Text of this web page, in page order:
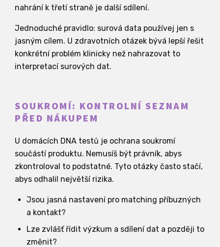
nahrání k třetí straně je další sdílení.
Jednoduché pravidlo: surová data používej jen s
jasným cílem. U zdravotních otázek bývá lepší řešit
konkrétní problém klinicky než nahrazovat to
interpretací surových dat.
SOUKROMÍ: KONTROLNÍ SEZNAM
PŘED NÁKUPEM
U domácích DNA testů je ochrana soukromí
součástí produktu. Nemusíš být právník, abys
zkontroloval to podstatné. Tyto otázky často stačí,
abys odhalil největší rizika.
Jsou jasná nastavení pro matching příbuzných
a kontakt?
Lze zvlášť řídit výzkum a sdílení dat a později to
změnit?